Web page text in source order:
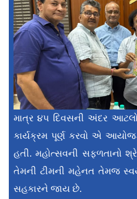
માત્ર ૪૫ દિવસની અંદર આટલો
કાર્યક્રમ પૂર્ણ કરવો એ
હતી. મહોત્સવની સફળતાનો
તેમની ટીમની મહેનત તેમજ
સહકારને જાય છે.